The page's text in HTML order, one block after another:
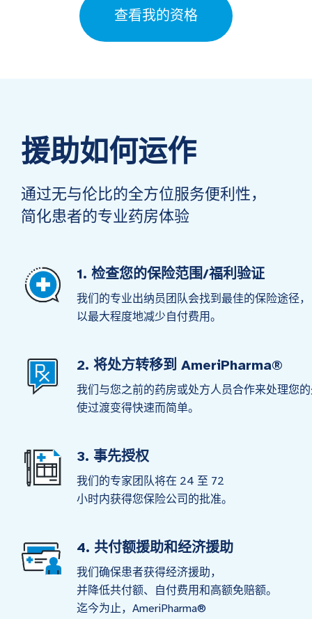
查看我的资格
援助如何运作
通过无与伦比的全方位服务便利性，
简化患者的专业药房体验
1. 检查您的保险范围/福利验证
我们的专业出纳员团队会找到最佳的保险途径，
以最大程度地减少自付费用。
2. 将处方转移到 AmeriPharma®
我们与您之前的药房或处方人员合作来处理您
使过渡变得快速而简单。
3. 事先授权
我们的专家团队将在 24 至 72
小时内获得您保险公司的批准。
4. 共付额援助和经济援助
我们确保患者获得经济援助，
并降低共付额、自付费用和高额免赔额。
迄今为止，AmeriPharma®